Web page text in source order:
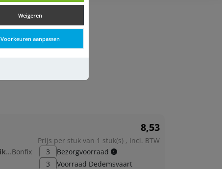
Weigeren
Voorkeuren aanpassen
8,53
Prijs per stuk van 1 stuk(s) , Incl. BTW
Fabrikant:Bonfix
3
Bezorgvoorraad
3
Voorraad Dedemsvaart